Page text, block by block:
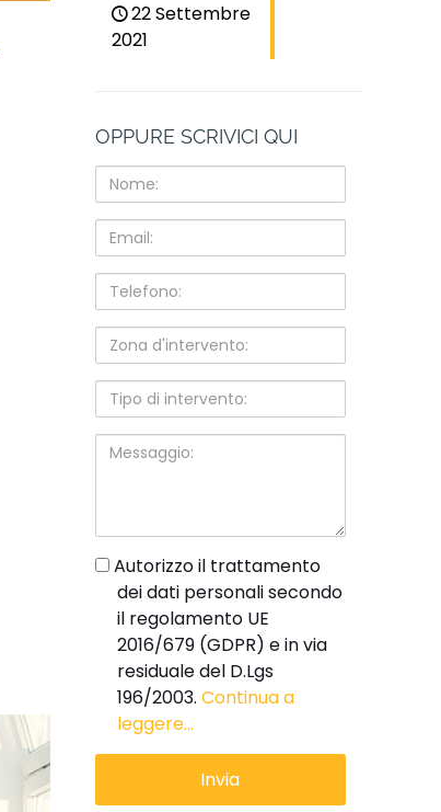
22 Settembre
2021
OPPURE SCRIVICI QUI
Nome:
Email:
Telefono:
Zona
d'intervento:
Tipo
di
intervento:
Messaggio:
gdpr
Autorizzo il trattamento
dei dati personali secondo
il regolamento UE
2016/679 (GDPR) e in via
residuale del D.Lgs
196/2003. Continua a
leggere...